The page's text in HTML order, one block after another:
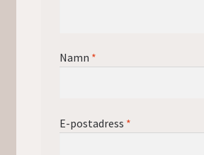
Namn *
E-postadress *